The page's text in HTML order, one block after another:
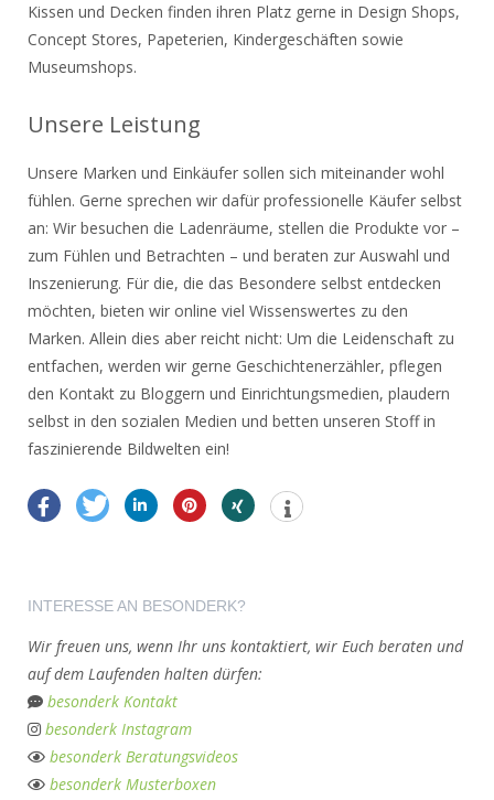
Kissen und Decken finden ihren Platz gerne in Design Shops,
Concept Stores, Papeterien, Kindergeschäften sowie
Museumshops.
Unsere Leistung
Unsere Marken und Einkäufer sollen sich miteinander wohl
fühlen. Gerne sprechen wir dafür professionelle Käufer selbst
an: Wir besuchen die Ladenräume, stellen die Produkte vor –
zum Fühlen und Betrachten – und beraten zur Auswahl und
Inszenierung. Für die, die das Besondere selbst entdecken
möchten, bieten wir online viel Wissenswertes zu den
Marken. Allein dies aber reicht nicht: Um die Leidenschaft zu
entfachen, werden wir gerne Geschichtenerzähler, pflegen
den Kontakt zu Bloggern und Einrichtungsmedien, plaudern
selbst in den sozialen Medien und betten unseren Stoff in
faszinierende Bildwelten ein!
INTERESSE AN BESONDERK?
Wir freuen uns, wenn Ihr uns kontaktiert, wir Euch beraten und
auf dem Laufenden halten dürfen:
besonderk Kontakt
besonderk Instagram
besonderk Beratungsvideos
besonderk Musterboxen